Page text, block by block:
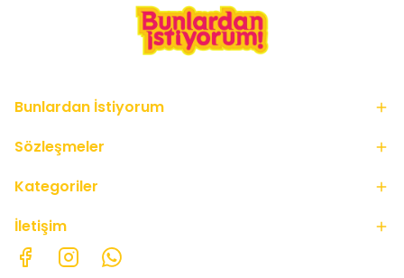
Bunlardan İstiyorum
Sözleşmeler
Kategoriler
İletişim